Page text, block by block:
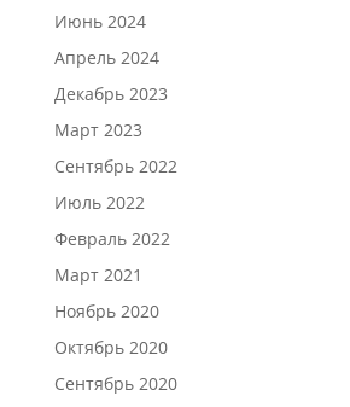
Июнь 2024
Апрель 2024
Декабрь 2023
Март 2023
Сентябрь 2022
Июль 2022
Февраль 2022
Март 2021
Ноябрь 2020
Октябрь 2020
Сентябрь 2020